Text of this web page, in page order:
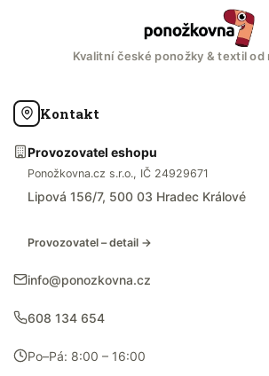
Kvalitní české ponožky & textil od
Kontakt
Provozovatel eshopu
Ponožkovna.cz s.r.o., IČ 24929671
Lipová 156/7, 500 03 Hradec Králové
Provozovatel – detail →
info@ponozkovna.cz
608 134 654
Po–Pá: 8:00 – 16:00